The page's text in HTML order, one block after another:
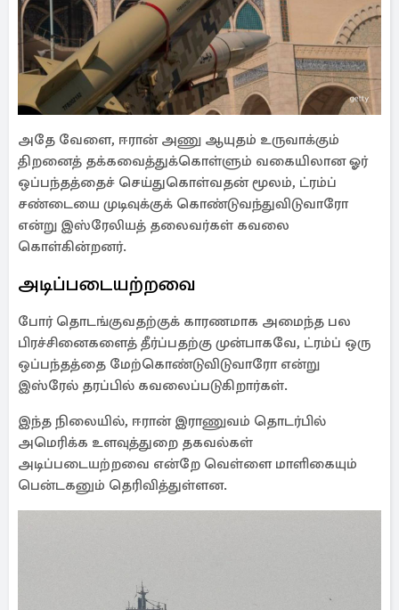
அதே வேளை, ஈரான் அணு ஆயுதம் உருவாக்கும்
திறனைத் தக்கவைத்துக்கொள்ளும் வகையிலான ஓர்
ஒப்பந்தத்தைச் செய்துகொள்வதன் மூலம், ட்ரம்ப்
சண்டையை முடிவுக்குக் கொண்டுவந்துவிடுவாரோ
என்று இஸ்ரேலியத் தலைவர்கள் கவலை
கொள்கின்றனர்.
அடிப்படையற்றவை
போர் தொடங்குவதற்குக் காரணமாக அமைந்த பல
பிரச்சினைகளைத் தீர்ப்பதற்கு முன்பாகவே, ட்ரம்ப் ஒரு
ஒப்பந்தத்தை மேற்கொண்டுவிடுவாரோ என்று
இஸ்ரேல் தரப்பில் கவலைப்படுகிறார்கள்.
இந்த நிலையில், ஈரான் இராணுவம் தொடர்பில்
அமெரிக்க உளவுத்துறை தகவல்கள்
அடிப்படையற்றவை என்றே வெள்ளை மாளிகையும்
பென்டகனும் தெரிவித்துள்ளன.